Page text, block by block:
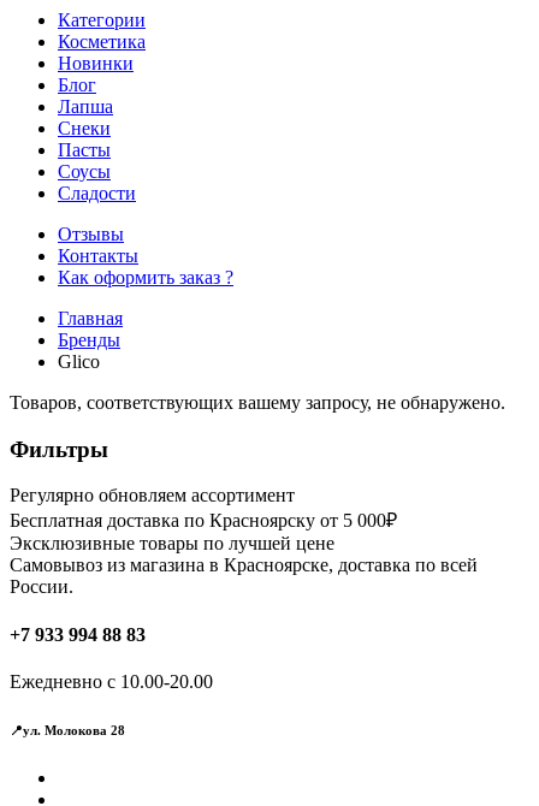
Категории
Косметика
Новинки
Блог
Лапша
Снеки
Пасты
Соусы
Сладости
Отзывы
Контакты
Как оформить заказ ?
Главная
Бренды
Glico
Товаров, соответствующих вашему запросу, не обнаружено.
Фильтры
Регулярно обновляем ассортимент
Бесплатная доставка по Красноярску от 5 000₽
Эксклюзивные товары по лучшей цене
Самовывоз из магазина в Красноярске, доставка по всей
России.
+7 933 994 88 83
Ежедневно с 10.00-20.00
📍ул. Молокова 28